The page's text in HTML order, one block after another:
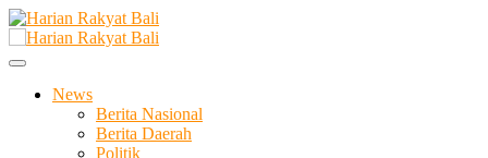
Skip
content
Harian Rakyat Bali
Membangun Semangat Kehidupan dan Berbangsa
News
Berita Nasional
Berita Daerah
Politik